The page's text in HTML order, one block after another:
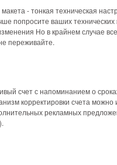
- тонкая техническая
попросите ваших технических
Но в крайнем случае
переживайте.
счет с напоминанием о
корректировки счета можно
рекламных